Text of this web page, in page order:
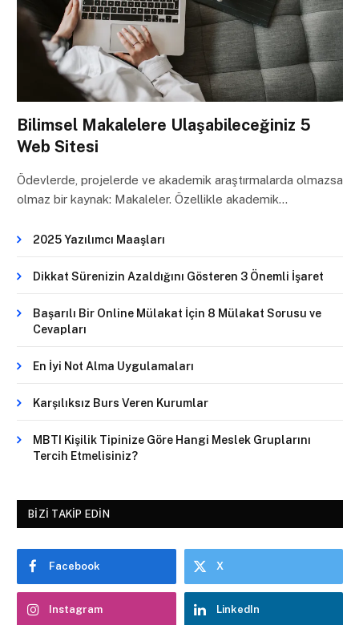
Bilimsel Makalelere Ulaşabileceğiniz 5
Web Sitesi
Ödevlerde, projelerde ve akademik araştırmalarda olmazsa
olmaz bir kaynak: Makaleler. Özellikle akademik…
2025 Yazılımcı Maaşları
Dikkat Sürenizin Azaldığını Gösteren 3 Önemli İşaret
Başarılı Bir Online Mülakat İçin 8 Mülakat Sorusu ve
Cevapları
En İyi Not Alma Uygulamaları
Karşılıksız Burs Veren Kurumlar
MBTI Kişilik Tipinize Göre Hangi Meslek Gruplarını
Tercih Etmelisiniz?
BIZI TAKIP EDIN
Facebook X
Instagram LinkedIn